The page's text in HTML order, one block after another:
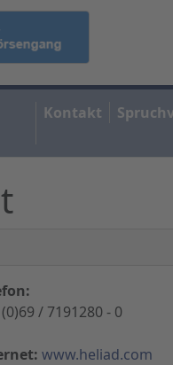
Kontakt
/ 7191280 - 0
www.heliad.com